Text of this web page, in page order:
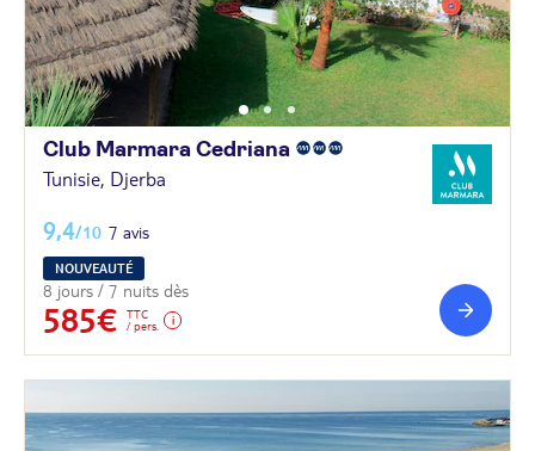
Club Marmara Cedriana
Tunisie, Djerba
9,4/10 7 avis
NOUVEAUTÉ
8 jours / 7 nuits dès
585€
TTC
/ pers.